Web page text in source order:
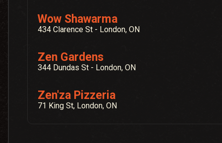
Wow Shawarma
434 Clarence St - London, ON
Zen Gardens
344 Dundas St - London, ON
Zen'za Pizzeria
71 King St, London, ON